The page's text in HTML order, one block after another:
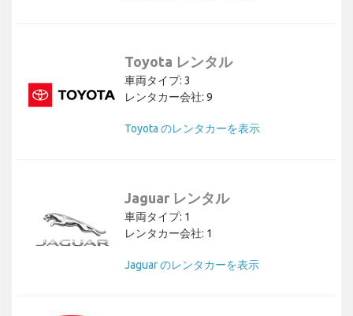
Toyota レンタル
車両タイプ: 3
レンタカー会社: 9
Toyota のレンタカーを表示
Jaguar レンタル
車両タイプ: 1
レンタカー会社: 1
Jaguar のレンタカーを表示